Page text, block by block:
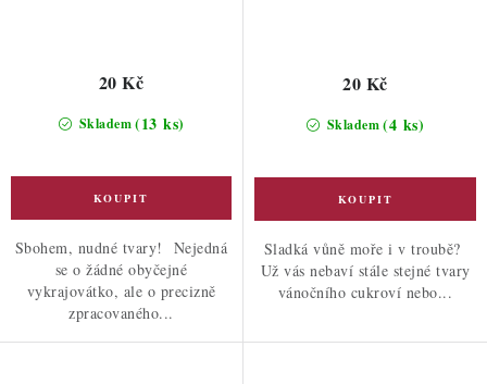
Skladem(13 ks)
20 Kč
Sbohem, nudné tvary! Nejedná
se o žádné obyčejné
vykrajovátko, ale o precizně
zpracovaného...
Skladem(4 ks)
20 Kč
Sladká vůně moře i v troubě?
Už vás nebaví stále stejné tvary
vánočního cukroví nebo...